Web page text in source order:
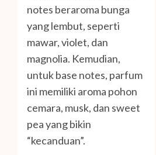
notes beraroma bunga
yang lembut, seperti
mawar, violet, dan
magnolia. Kemudian,
untuk base notes, parfum
ini memiliki aroma pohon
cemara, musk, dan sweet
pea yang bikin
“kecanduan”.